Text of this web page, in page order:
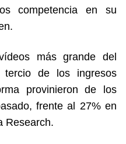
competencia en su
más grande del
tercio de los ingresos
provinieron de los
frente al 27% en
Research.